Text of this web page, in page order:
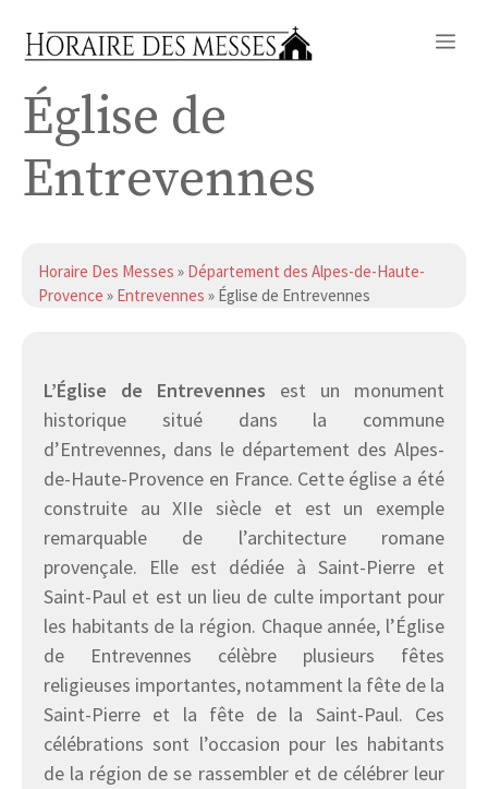
Église de
Entrevennes
Horaire Des Messes » Département des Alpes-de-Haute-
Provence » Entrevennes » Église de Entrevennes
L’Église de Entrevennes est un monument
historique situé dans la commune
d’Entrevennes, dans le département des Alpes-
de-Haute-Provence en France. Cette église a été
construite au XIIe siècle et est un exemple
remarquable de l’architecture romane
provençale. Elle est dédiée à Saint-Pierre et
Saint-Paul et est un lieu de culte important pour
les habitants de la région. Chaque année, l’Église
de Entrevennes célèbre plusieurs fêtes
religieuses importantes, notamment la fête de la
Saint-Pierre et la fête de la Saint-Paul. Ces
célébrations sont l’occasion pour les habitants
de la région de se rassembler et de célébrer leur